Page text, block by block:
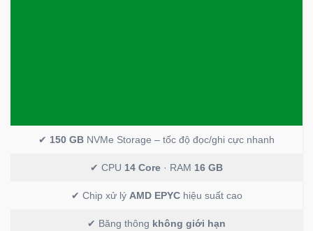
✔ 150 GB NVMe Storage – tốc độ đọc/ghi cực nhanh
✔ CPU 14 Core · RAM 16 GB
✔ Chip xử lý AMD EPYChiệu suất cao
✔ Băng thông không giới hạn